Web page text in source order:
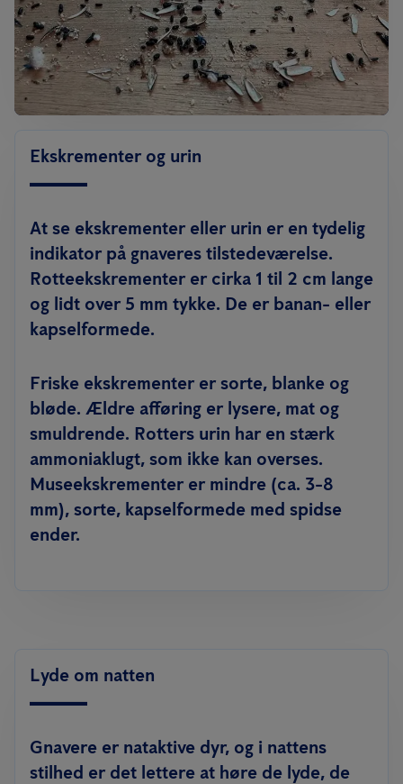
Ekskrementer og urin
At se ekskrementer eller urin er en tydelig
indikator på gnaveres tilstedeværelse.
Rotteekskrementer er cirka 1 til 2 cm lange
og lidt over 5 mm tykke. De er banan- eller
kapselformede.
Friske ekskrementer er sorte, blanke og
bløde. Ældre afføring er lysere, mat og
smuldrende. Rotters urin har en stærk
ammoniaklugt, som ikke kan overses.
Museekskrementer er mindre (ca. 3-8
mm), sorte, kapselformede med spidse
ender.
Lyde om natten
Gnavere er nataktive dyr, og i nattens
stilhed er det lettere at høre de lyde, de